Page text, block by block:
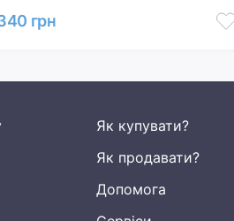
грн
Як купувати?
Як продавати?
Допомога